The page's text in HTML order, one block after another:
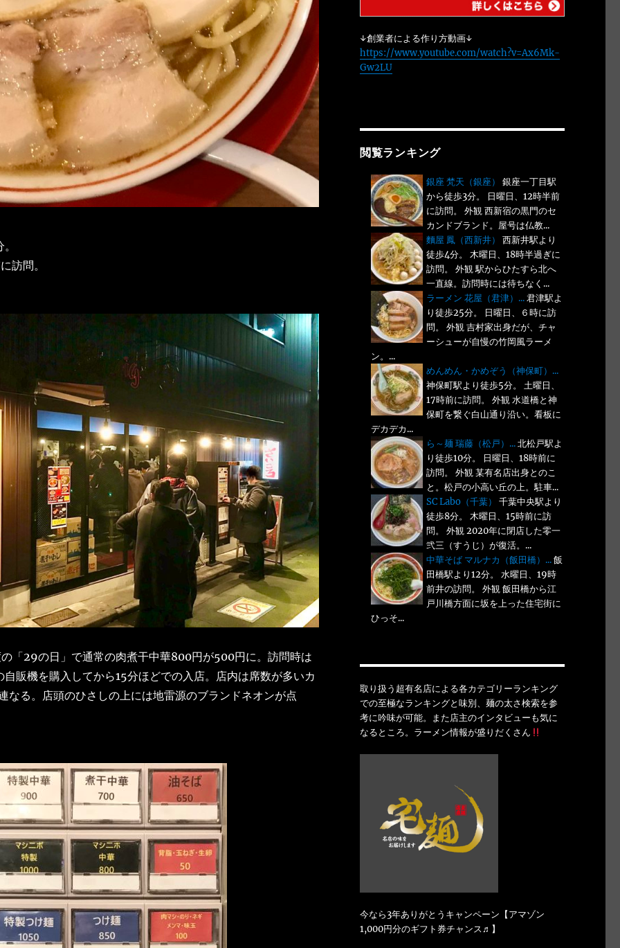
訪問。
「29の日」で通常の肉煮干中華800円が500円に。訪問時は
販機を購入してから15分ほどでの入店。店内は席数が多いカ
なる。店頭のひさしの上には地雷源のブランドネオンが点
↓創業者による作り方動画↓
https://www.youtube.com/watch?v=Ax6Mk-
Gw2LU
閲覧ランキング
銀座 梵天（銀座）
銀座一丁目駅
から徒歩3分。 日曜日、12時半前
に訪問。 外観 西新宿の黒門のセ
カンドブランド。屋号は仏教...
麵屋 鳳（西新井）
西新井駅より
徒歩4分。 木曜日、18時半過ぎに
訪問。 外観 駅からひたすら北へ
一直線。訪問時には待ちなく...
ラーメン 花屋（君津）...君津駅よ
り徒歩25分。 日曜日、６時に訪
問。 外観 吉村家出身だが、チャ
ーシューが自慢の竹岡風ラーメ
ン。...
めんめん・かめぞう（神保町）...
神保町駅より徒歩5分。 土曜日、
17時前に訪問。 外観 水道橋と神
保町を繋ぐ白山通り沿い。看板に
デカデカ...
ら～麺 瑞藤（松戸）...北松戸駅よ
り徒歩10分。 日曜日、18時前に
訪問。 外観 某有名店出身とのこ
と。松戸の小高い丘の上。駐車...
SC Labo（千葉）
千葉中央駅より
徒歩8分。 木曜日、15時前に訪
問。 外観 2020年に閉店した零一
弐三（すうじ）が復活。...
中華そば マルナカ（飯田橋）...飯
田橋駅より12分。 水曜日、19時
前井の訪問。 外観 飯田橋から江
戸川橋方面に坂を上った住宅街に
ひっそ...
取り扱う超有名店による各カテゴリーランキング
での至極なランキングと味別、麺の太さ検索を参
考に吟味が可能。また店主のインタビューも気に
なるところ。ラーメン情報が盛りだくさん
今なら3年ありがとうキャンペーン【アマゾン
1,000円分のギフト券チャンス♬】